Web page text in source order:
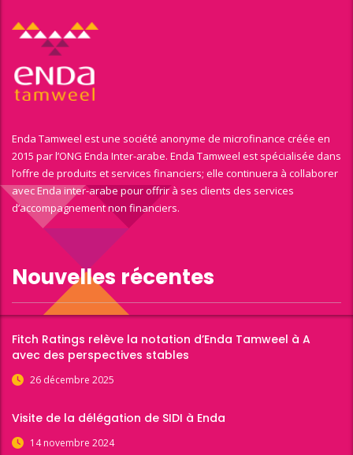
Enda Tamweel est une société anonyme de microfinance créée en
2015 par l’ONG Enda Inter-arabe. Enda Tamweel est spécialisée dans
l’offre de produits et services financiers; elle continuera à collaborer
avec Enda inter-arabe pour offrir à ses clients des services
d’accompagnement non financiers.
Nouvelles récentes
Fitch Ratings relève la notation d’Enda Tamweel à A
avec des perspectives stables
26 décembre 2025
Visite de la délégation de SIDI à Enda
14 novembre 2024